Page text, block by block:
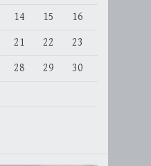
14 15
16
21 22
23
28 29
30